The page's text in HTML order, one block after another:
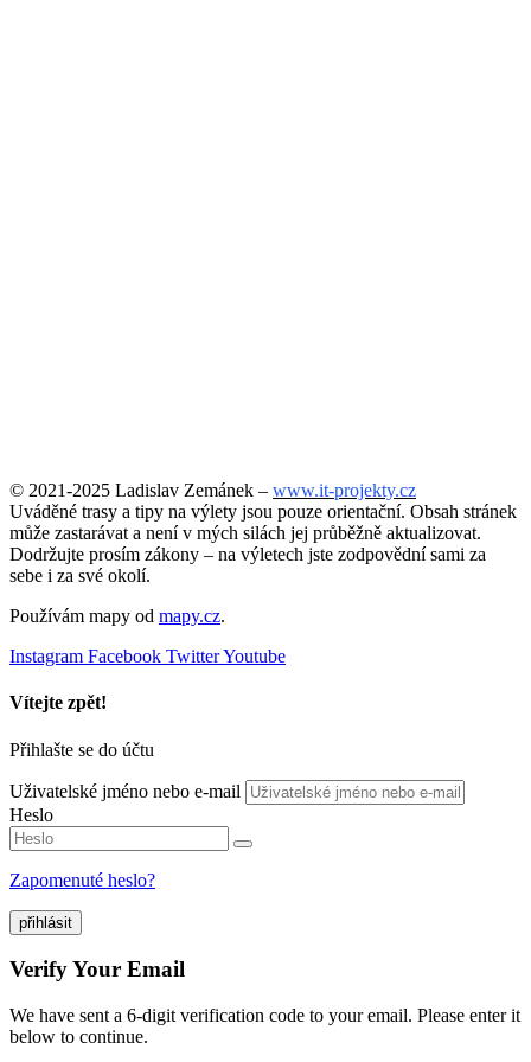
© 2021-2025 Ladislav Zemánek – www.it-projekty.cz
Uváděné trasy a tipy na výlety jsou pouze orientační. Obsah stránek
může zastarávat a není v mých silách jej průběžně aktualizovat.
Dodržujte prosím zákony – na výletech jste zodpovědní sami za
sebe i za své okolí.
Používám mapy od mapy.cz.
Instagram Facebook TwitterYoutube
Vítejte zpět!
Přihlašte se do účtu
Uživatelské jméno nebo e-mail
Heslo
Zapomenuté heslo?
přihlásit
Verify Your Email
We have sent a 6-digit verification code to your email. Please enter it
below to continue.